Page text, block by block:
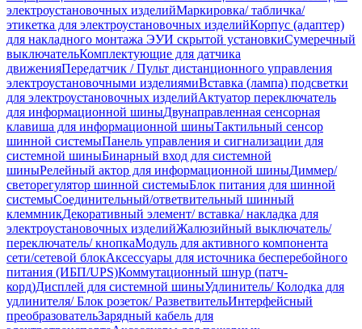
электроустановочных изделийМаркировка/ табличка/
этикетка для электроустановочных изделийКорпус (адаптер)
для накладного монтажа ЭУИ скрытой установкиСумеречный
выключательКомплектующие для датчика
движенияПередатчик / Пульт дистанционного управления
электроустановочными изделиямиВставка (лампа) подсветки
для электроустановочных изделийАктуатор переключатель
для информационной шиныДвунаправленная сенсорная
клавиша для информационной шиныТактильный сенсор
шинной системыПанель управления и сигнализации для
системной шиныБинарный вход для системной
шиныРелейный актор для информационной шиныДиммер/
светорегулятор шинной системыБлок питания для шинной
системыСоединительный/ответвительный шинный
клеммникДекоративный элемент/ вставка/ накладка для
электроустановочных изделийЖалюзийный выключатель/
переключатель/ кнопкаМодуль для активного компонента
сети/сетевой блокАксессуары для источника бесперебойного
питания (ИБП/UPS)Коммутационный шнур (патч-
корд)Дисплей для системной шиныУдлинитель/ Колодка для
удлинителя/ Блок розеток/ РазветвительИнтерфейсный
преобразовательЗарядный кабель для